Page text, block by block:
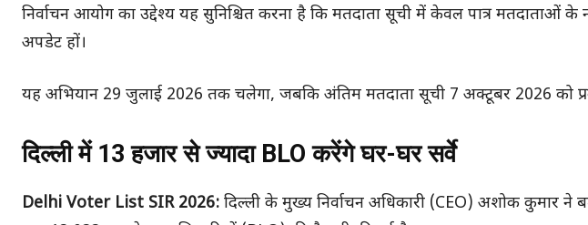
निर्वाचन आयोग का उद्देश्य यह सुनिश्चित करना है कि मतदाता सूची में केवल पात्र मतदाताओं
अपडेट हों।
यह अभियान 29 जुलाई 2026 तक चलेगा, जबकि अंतिम मतदाता सूची 7 अक्टूबर 2026 को
दिल्ली में 13 हजार से ज्यादा BLO करेंगे घर-घर सर्वे
Delhi Voter List SIR 2026: दिल्ली के मुख्य निर्वाचन अधिकारी (CEO) अशोक कुमार ने